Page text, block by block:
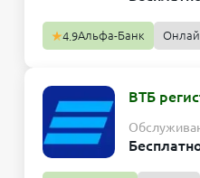
4.9Альфа-Банк
ВТБ